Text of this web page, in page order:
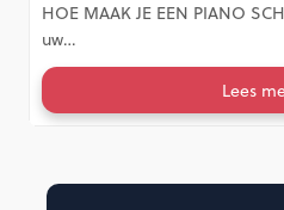
HOE MAAK JE EEN PIANO
uw…
Lees